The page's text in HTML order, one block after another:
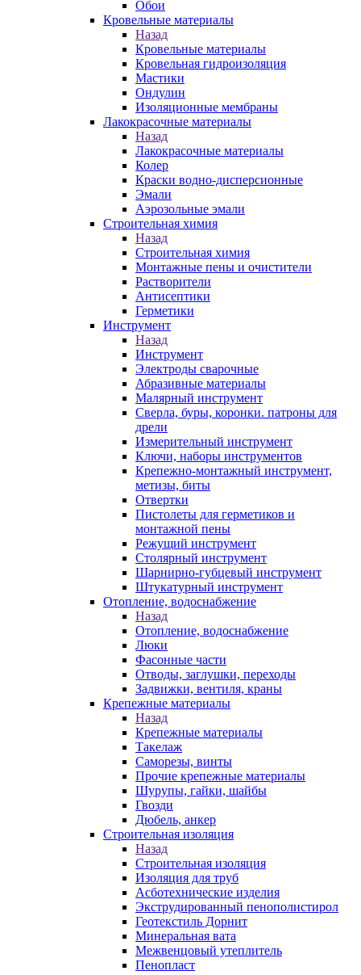
Обои
Кровельные материалы
Назад
Кровельные материалы
Кровельная гидроизоляция
Мастики
Ондулин
Изоляционные мембраны
Лакокрасочные материалы
Назад
Лакокрасочные материалы
Колер
Краски водно-дисперсионные
Эмали
Аэрозольные эмали
Строительная химия
Назад
Строительная химия
Монтажные пены и очистители
Растворители
Антисептики
Герметики
Инструмент
Назад
Инструмент
Электроды сварочные
Абразивные материалы
Малярный инструмент
Сверла, буры, коронки. патроны для
дрели
Измерительный инструмент
Ключи, наборы инструментов
Крепежно-монтажный инструмент,
метизы, биты
Отвертки
Пистолеты для герметиков и
монтажной пены
Режущий инструмент
Столярный инструмент
Шарнирно-губцевый инструмент
Штукатурный инструмент
Отопление, водоснабжение
Назад
Отопление, водоснабжение
Люки
Фасонные части
Отводы, заглушки, переходы
Задвижки, вентиля, краны
Крепежные материалы
Назад
Крепежные материалы
Такелаж
Саморезы, винты
Прочие крепежные материалы
Шурупы, гайки, шайбы
Гвозди
Дюбель, анкер
Строительная изоляция
Назад
Строительная изоляция
Изоляция для труб
Асботехнические изделия
Экструдированный пенополистирол
Геотекстиль Дорнит
Минеральная вата
Межвенцовый утеплитель
Пенопласт